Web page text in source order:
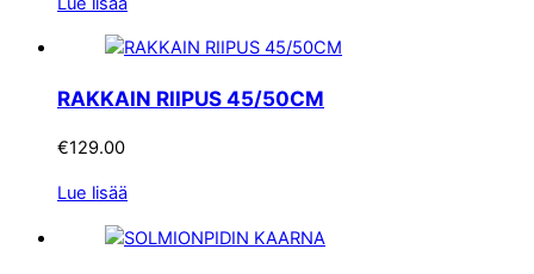
RAKKAIN RIIPUS 45/50CM
€129.00
Lue lisää